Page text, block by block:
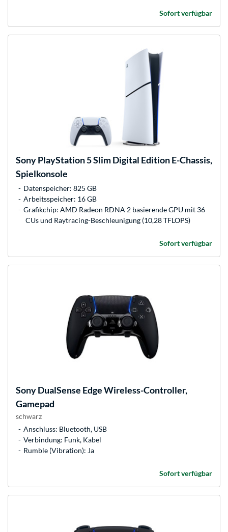
Sofort verfügbar
SonyPlayStation 5 Slim Digital Edition E-Chassis,
Spielkonsole
Datenspeicher: 825 GB
Arbeitsspeicher: 16 GB
Grafikchip: AMD Radeon RDNA 2 basierende GPU mit 36
CUs und Raytracing-Beschleunigung (10,28 TFLOPS)
Sofort verfügbar
SonyDualSense Edge Wireless-Controller,
Gamepad
schwarz
Anschluss: Bluetooth, USB
Verbindung: Funk, Kabel
Rumble (Vibration): Ja
Sofort verfügbar